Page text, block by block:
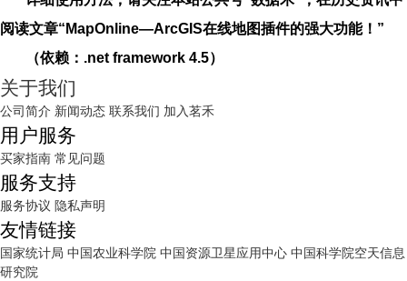
阅读文章“MapOnline—ArcGIS在线地图插件的强大功能！”
（依赖：.net framework 4.5）
关于我们
公司简介 新闻动态 联系我们 加入茗禾
用户服务
买家指南 常见问题
服务支持
服务协议 隐私声明
友情链接
国家统计局 中国农业科学院 中国资源卫星应用中心 中国科学院空天信息
研究院